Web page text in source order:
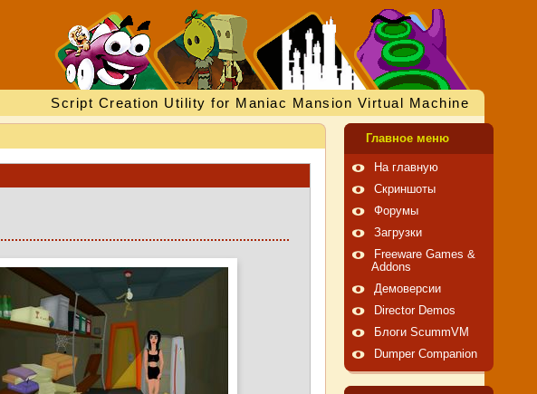
Script Creation Utility for Maniac Mansion Virtual Machine
Главное меню
На главную
Скриншоты
Форумы
Загрузки
Freeware Games &
Addons
Демоверсии
Director Demos
Блоги ScummVM
Dumper Companion